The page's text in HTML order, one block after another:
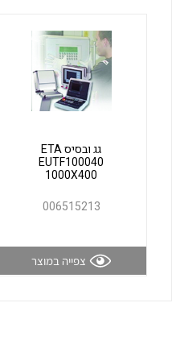
לכל מוצרי היצרן
גג ובסיס ETA
EUTF100040
1000X400
006515213
צפייה במוצר